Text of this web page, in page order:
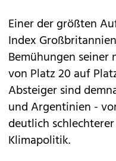
Einer der größten
Index
Bemühungen seiner
von Platz 20 auf
Absteiger sind
und Argentinien -
deutlich
Klimapolitik.